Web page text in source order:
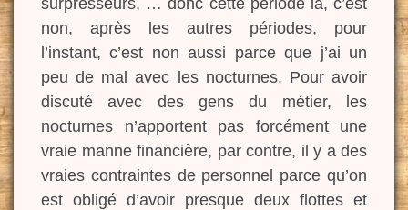
surpresseurs, … donc cette période là, c’est
non, après les autres périodes, pour
l’instant, c’est non aussi parce que j’ai un
peu de mal avec les nocturnes. Pour avoir
discuté avec des gens du métier, les
nocturnes n’apportent pas forcément une
vraie manne financière, par contre, il y a des
vraies contraintes de personnel parce qu’on
est obligé d’avoir presque deux flottes et